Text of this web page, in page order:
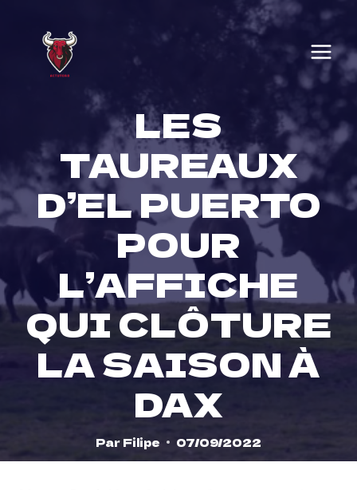
content
LES
TAUREAUX
D’EL PUERTO
POUR
L’AFFICHE
QUI CLÔTURE
LA SAISON À
DAX
Par Filipe 07/09/2022